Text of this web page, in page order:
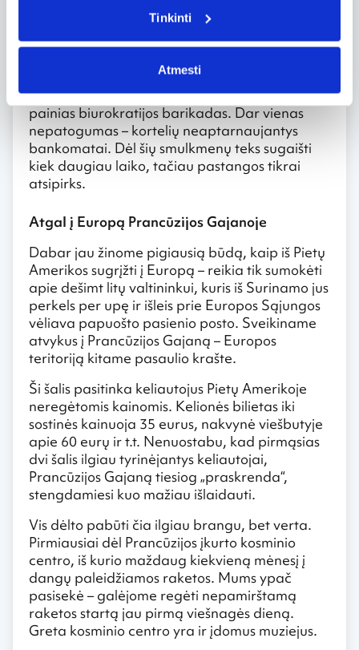
Tinkinti
Atmesti
ruošiančiomis moterimis ar „Parbo“ alų
Suriname – painūs vizų klausimai. Norėdami
po šalį keliauti legaliai, užsieniečiai turi įveikti
painias biurokratijos barikadas. Dar vienas
nepatogumas – kortelių neaptarnaujantys
bankomatai. Dėl šių smulkmenų teks sugaišti
kiek daugiau laiko, tačiau pastangos tikrai
atsipirks.
Atgal į Europą Prancūzijos Gajanoje
Dabar jau žinome pigiausią būdą, kaip iš Pietų
Amerikos sugrįžti į Europą – reikia tik sumokėti
apie dešimt litų valtininkui, kuris iš Surinamo jus
perkels per upę ir išleis prie Europos Sąjungos
vėliava papuošto pasienio posto. Sveikiname
atvykus į Prancūzijos Gajaną – Europos
teritoriją kitame pasaulio krašte.
Ši šalis pasitinka keliautojus Pietų Amerikoje
neregėtomis kainomis. Kelionės bilietas iki
sostinės kainuoja 35 eurus, nakvynė viešbutyje
apie 60 eurų ir t.t. Nenuostabu, kad pirmąsias
dvi šalis ilgiau tyrinėjantys keliautojai,
Prancūzijos Gajaną tiesiog „praskrenda“,
stengdamiesi kuo mažiau išlaidauti.
Vis dėlto pabūti čia ilgiau brangu, bet verta.
Pirmiausiai dėl Prancūzijos įkurto kosminio
centro, iš kurio maždaug kiekvieną mėnesį į
dangų paleidžiamos raketos. Mums ypač
pasisekė – galėjome regėti nepamirštamą
raketos startą jau pirmą viešnagės dieną.
Greta kosminio centro yra ir įdomus muziejus.